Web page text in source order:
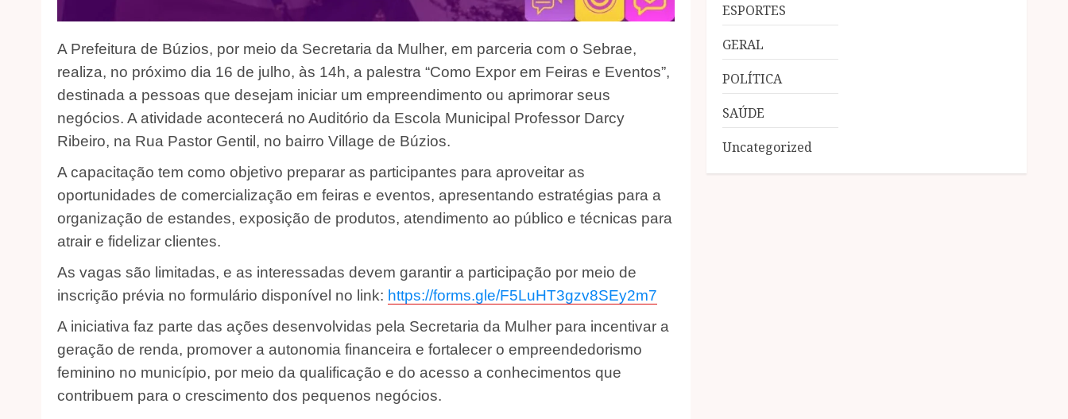
A Prefeitura de Búzios, por meio da Secretaria da Mulher, em parceria com o Sebrae,
realiza, no próximo dia 16 de julho, às 14h, a palestra “Como Expor em Feiras e Eventos”,
destinada a pessoas que desejam iniciar um empreendimento ou aprimorar seus
negócios. A atividade acontecerá no Auditório da Escola Municipal Professor Darcy
Ribeiro, na Rua Pastor Gentil, no bairro Village de Búzios.
A capacitação tem como objetivo preparar as participantes para aproveitar as
oportunidades de comercialização em feiras e eventos, apresentando estratégias para a
organização de estandes, exposição de produtos, atendimento ao público e técnicas para
atrair e fidelizar clientes.
As vagas são limitadas, e as interessadas devem garantir a participação por meio de
inscrição prévia no formulário disponível no link: https://forms.gle/F5LuHT3gzv8SEy2m7
A iniciativa faz parte das ações desenvolvidas pela Secretaria da Mulher para incentivar a
geração de renda, promover a autonomia financeira e fortalecer o empreendedorismo
feminino no município, por meio da qualificação e do acesso a conhecimentos que
contribuem para o crescimento dos pequenos negócios.
ESPORTES
GERAL
POLÍTICA
SAÚDE
Uncategorized